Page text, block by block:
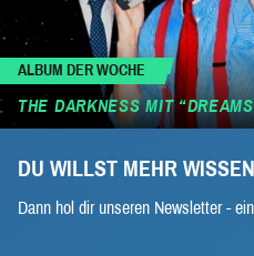
ALBUM DER WOCHE
THE DARKNESS MIT
DU WILLST MEHR
Dann hol dir unseren Newsletter -